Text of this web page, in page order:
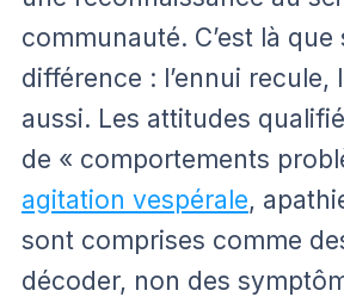
communauté. C’est là que
différence : l’ennui recule,
aussi. Les attitudes
de « comportements
agitation vespérale,
sont comprises comme
décoder, non des